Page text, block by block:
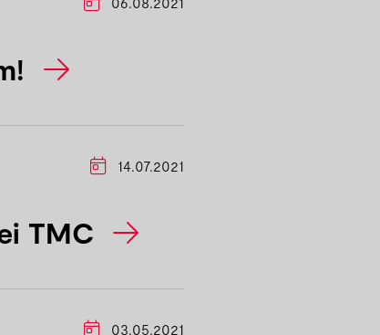
14.07.2021
TMC
03.05.2021